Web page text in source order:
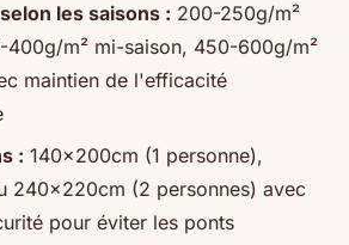
les saisons : 200-250g/m²
m² mi-saison, 450-600g/m²
maintien de l'efficacité
: 140x200cm (1 personne),
240x220cm (2 personnes) avec
pour éviter les ponts